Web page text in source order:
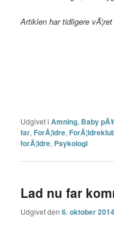
Artiklen har tidligere
Udgivet i Amning, Baby
far, ForÃ¦ldre,
forÃ¦ldre, Psykologi
Lad nu far
Udgivet den6. oktober 2014